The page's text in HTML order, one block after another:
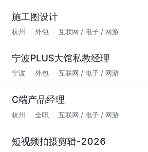
施工图设计
杭州 外包 互联网 / 电子 / 网游
宁波PLUS大馆私教经理
宁波 外包 互联网 / 电子 / 网游
C端产品经理
杭州 全职 互联网 / 电子 / 网游
短视频拍摄剪辑-2026